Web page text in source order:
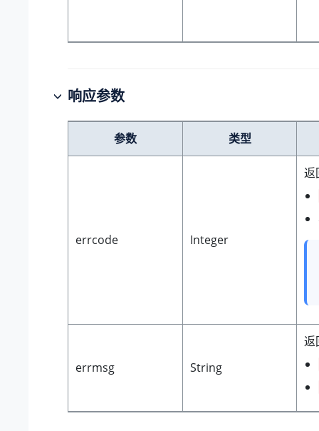
响应参数
参数 类型
errcode Integer
返
errmsg String
返